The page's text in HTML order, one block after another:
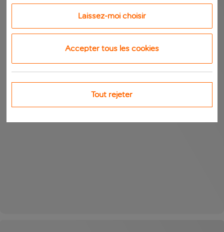
Laissez-moi choisir
Accepter tous les cookies
Tout rejeter